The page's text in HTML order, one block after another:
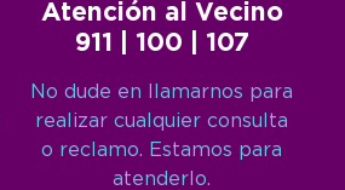
Atención al Vecino
911 | 100 | 107
No dude en llamarnos para
realizar cualquier consulta
o reclamo. Estamos para
atenderlo.